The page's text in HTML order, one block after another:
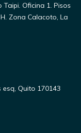
Taipi. Oficina 1. Pisos
Zona Calacoto, La
esq, Quito 170143